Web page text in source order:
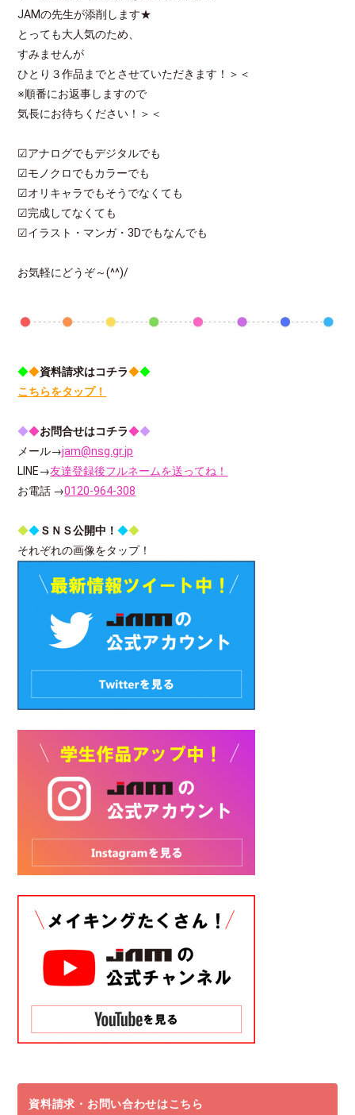
JAMの先生が添削します★
とっても大人気のため、
すみませんが
ひとり３作品までとさせていただきます！＞＜
※順番にお返事しますので
気長にお待ちください！＞＜
☑アナログでもデジタルでも
☑モノクロでもカラーでも
☑オリキャラでもそうでなくても
☑完成してなくても
☑イラスト・マンガ・3Dでもなんでも
お気軽にどうぞ～(^^)/
◆◆資料請求はコチラ◆◆
こちらをタップ！
◆◆お問合せはコチラ◆◆
メール→jam@nsg.gr.jp
LINE→友達登録後フルネームを送ってね！
お電話 →0120-964-308
◆◆ＳＮＳ公開中！◆◆
それぞれの画像をタップ！
資料請求・お問い合わせはこちら